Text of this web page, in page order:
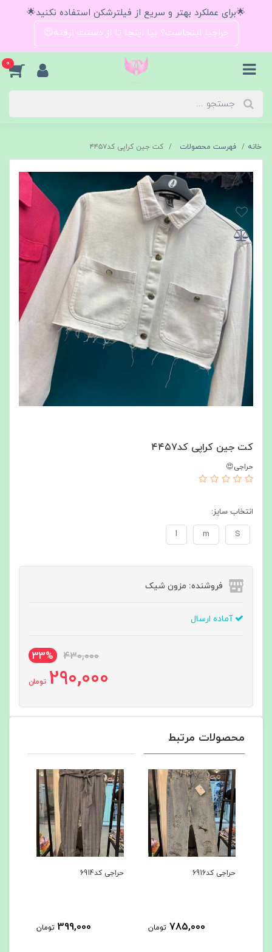
🌟برای عملکرد بهتر و سریع از فیلترشکن استفاده نکنید🌟
حراجیا اینجاست؟ بیا اینجا تا از دستت نرفته😍
0
خانه فهرست محصولات کت جین کراپی کد۴۴۵۷
کت جین کراپی کد۴۴۵۷
حراجی😍
انتخاب سایز:
S
m
l
فروشنده: مزون شیک
آماده ارسال
430,000
33%
290,000 تومان
محصولات مرتبط
حراجی کد6916
785,000 تومان
حراجی کد6914
399,000 تومان